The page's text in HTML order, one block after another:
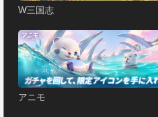
W三国志
アニモ